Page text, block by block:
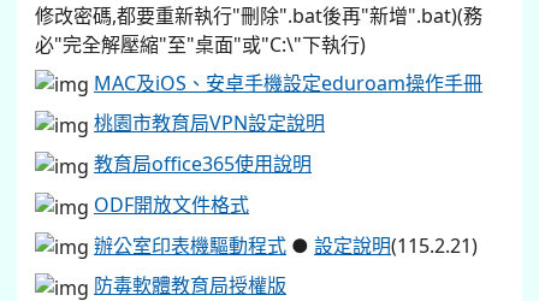
修改密碼,都要重新執行"刪除".bat後再"新增".bat)(務
必"完全解壓縮"至"桌面"或"C:\"下執行)
MAC及iOS、安卓手機設定eduroam操作手冊
桃園市教育局VPN設定說明
教育局office365使用說明
ODF開放文件格式
辦公室印表機驅動程式 ● 設定說明(115.2.21)
防毒軟體教育局授權版